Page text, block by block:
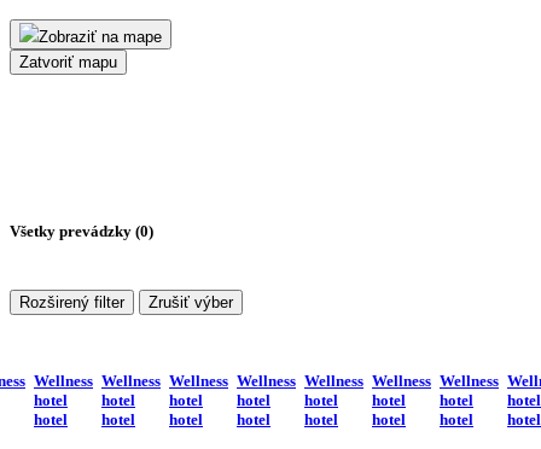
Zobraziť na mape
Zatvoriť mapu
Všetky prevádzky (0)
Rozširený filter Zrušiť výber
Wellness
hotel
hotel
Wellness
hotel
hotel
Wellness
hotel
hotel
Wellness
hotel
hotel
Wellness
hotel
hotel
Wellness
hotel
hotel
Wellness
hotel
hotel
hotel
hotel